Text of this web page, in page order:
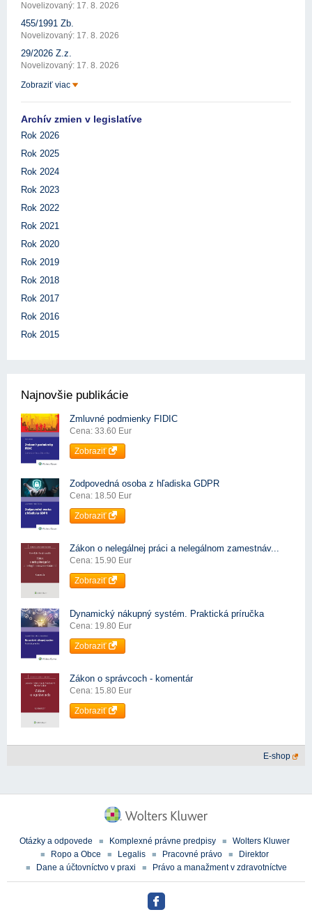
Novelizovaný: 17. 8. 2026
455/1991 Zb.
Novelizovaný: 17. 8. 2026
29/2026 Z.z.
Novelizovaný: 17. 8. 2026
Zobraziť viac
Archív zmien v legislatíve
Rok 2026
Rok 2025
Rok 2024
Rok 2023
Rok 2022
Rok 2021
Rok 2020
Rok 2019
Rok 2018
Rok 2017
Rok 2016
Rok 2015
Najnovšie publikácie
Zmluvné podmienky FIDIC
Cena: 33.60 Eur
Zobraziť
Zodpovedná osoba z hľadiska GDPR
Cena: 18.50 Eur
Zobraziť
Zákon o nelegálnej práci a nelegálnom zamestnáv...
Cena: 15.90 Eur
Zobraziť
Dynamický nákupný systém. Praktická príručka
Cena: 19.80 Eur
Zobraziť
Zákon o správcoch - komentár
Cena: 15.80 Eur
Zobraziť
E-shop
Otázky a odpovede Komplexné právne predpisy
Wolters Kluwer
Ropo a Obce
Legalis Pracovné právo
Direktor
Dane a účtovníctvo v praxi
Právo a manažment v zdravotníctve